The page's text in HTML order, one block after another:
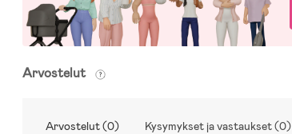
Arvostelut
Arvostelut (0) Kysymykset ja vastaukset (0)